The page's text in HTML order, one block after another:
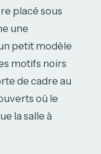
placé sous
une
petit modèle
motifs noirs
de cadre au
où le
la salle à